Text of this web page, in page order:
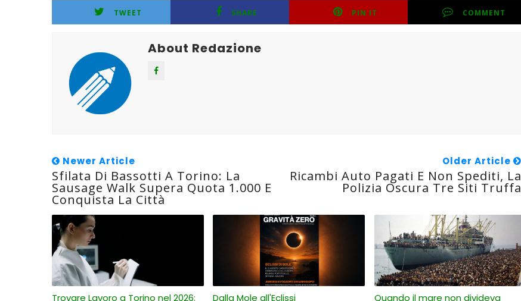
TWEET SHARE PIN IT COMMENT
About Redazione
Newer Article
Sfilata Di Bassotti A Torino: La
Sausage Walk Supera Quota 1.000 E
Conquista La Città
Older Article
Ricambi Auto Pagati E Non Spediti, La
Polizia Oscura Tre Siti Truffa
Trovare Lavoro a Torino nel 2026: Dalla Mole all'Eclissi Quando il mare non divideva